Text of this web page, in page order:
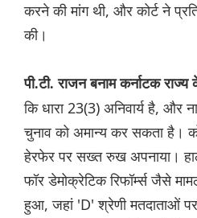
करने की मांग थी, और कोर्ट ने
की।
पी.टी. राजन बनाम कर्नाटक
कि धारा 23(3) अनिवार्य है, और
चुनाव को अमान्य कर सकता है।
हेरफेर पर सख्त रुख अपनाया।
फॉर डेमोक्रेटिक रिफॉर्म्स जैसे
हुआ, जहां 'D' श्रेणी मतदाताओं